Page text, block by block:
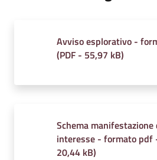
Avviso esplorativo -
(PDF - 55,97 kB)
Schema manifestazione
interesse - formato pdf
20,44 kB)